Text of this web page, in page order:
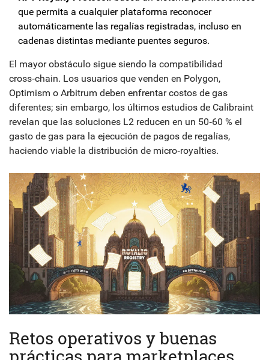
que permita a cualquier plataforma reconocer
automáticamente las regalías registradas, incluso en
cadenas distintas mediante puentes seguros.
El mayor obstáculo sigue siendo la compatibilidad
cross‑chain. Los usuarios que venden en Polygon,
Optimism o Arbitrum deben enfrentar costos de gas
diferentes; sin embargo, los últimos estudios de Calibraint
revelan que las soluciones L2 reducen en un 50‑60 % el
gasto de gas para la ejecución de pagos de regalías,
haciendo viable la distribución de micro‑royalties.
Retos operativos y buenas